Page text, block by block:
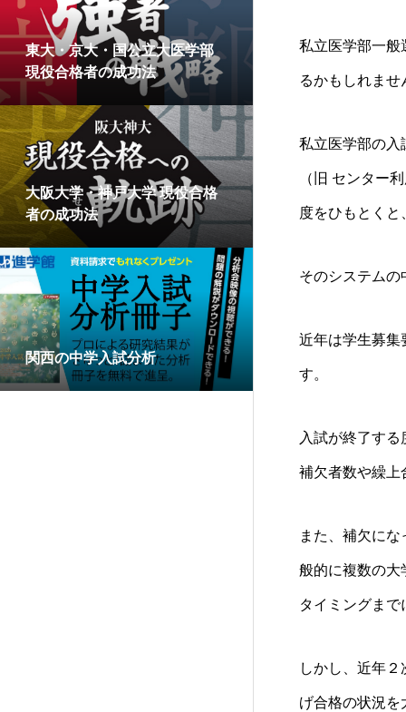
東大・京大・国公立大医学部
現役合格者の成功法
大阪大学・神戸大学 現役合格
者の成功法
関西の中学入試分析
私立医学部一般
るかもしれませ
私立医学部の入
（旧 センター
度をひもとくと
そのシステムの
近年は学生募集
す。
入試が終了す
補欠者数や繰上
また、補欠に
般的に複数の大
タイミングまで
しかし、近年
げ合格の状況を